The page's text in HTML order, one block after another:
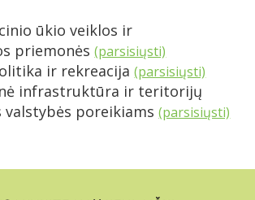
ūkio veiklos ir
priemonės(parsisiųsti)
ir rekreacija(parsisiųsti)
infrastruktūra ir teritorijų
valstybės poreikiams(parsisiųsti)